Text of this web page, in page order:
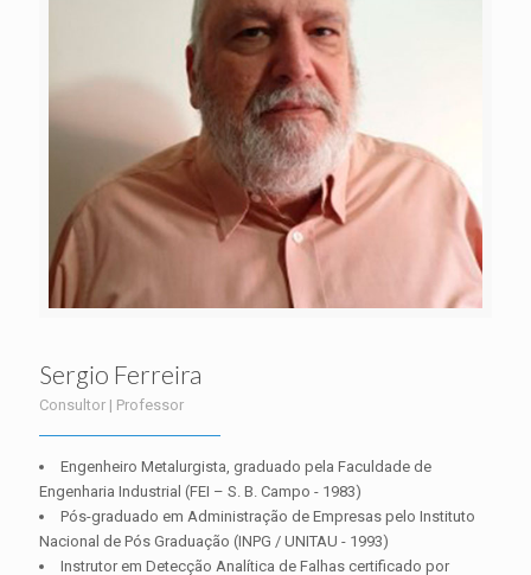
Sergio Ferreira
Consultor | Professor
Engenheiro Metalurgista, graduado pela Faculdade de
Engenharia Industrial (FEI – S. B. Campo - 1983)
Pós-graduado em Administração de Empresas pelo Instituto
Nacional de Pós Graduação (INPG / UNITAU - 1993)
Instrutor em Detecção Analítica de Falhas certificado por